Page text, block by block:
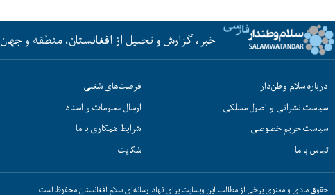
خبر، گزارش و تحلیل از افغانستان، منطقه و جهان
درباره سلام وطن‌دار
سیاست نشراتی و اصول مسلکی
سیاست حریم خصوصی
تماس با ما
فرصت‌های شغلی
ارسال معلومات و اسناد
شرایط همکاری با ما
شکایت
حقوق مادی و معنوی برخی از مطالب این وبسایت برای نهاد رسانه‌ای سلام افغانستان محفوظ است